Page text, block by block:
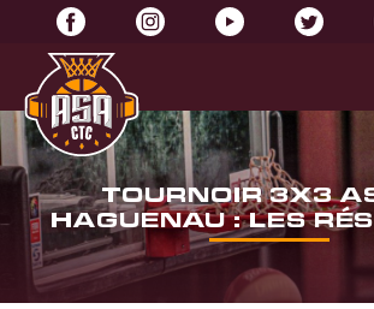
TOURNOIR 3X3
HAGUENAU : LES